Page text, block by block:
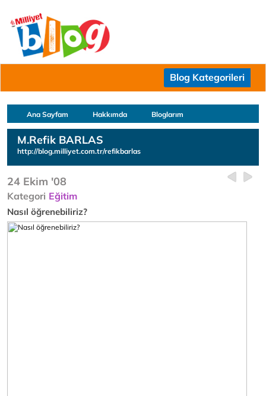
Blog Kategorileri
Ana Sayfam Hakkımda Bloglarım
M.Refik BARLAS
http://blog.milliyet.com.tr/refikbarlas
24 Ekim '08
Kategori Eğitim
Nasıl öğrenebiliriz?